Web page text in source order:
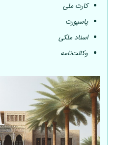
کارت ملی
پاسپورت
اسناد ملکی
وکالت‌نامه